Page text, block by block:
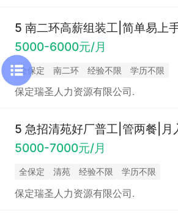
5 南二环高薪组装工|简单易上
5000-6000元/月
全保定 南二环 经验不限 学历不限
保定瑞圣人力资源有限公司.
5 急招清苑好厂普工|管两餐|月
5000-7000元/月
全保定 清苑 经验不限 学历不限
保定瑞圣人力资源有限公司.